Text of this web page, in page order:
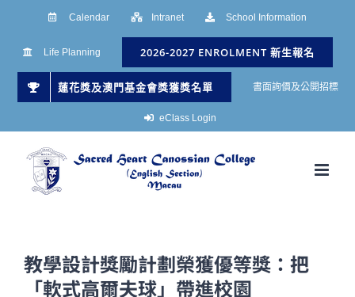
Calendar Intranet School Information
Life Planning 2026-2027 ENROLMENT 新生報名
蓮花獎及澳門基金會獎獲獎名單 書面詢價及公開招標
eClass Login
教學設計獎勵計劃榮獲優等獎：把
「軟式高爾夫球」帶進校園